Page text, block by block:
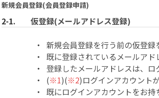
新規会員登録(会員登録申請)
仮登録(メールアドレス登録)
新規会員登録を行う前の仮登録
既に登録されているメールア
登録したメールアドレスは、
(※1)(※2)ログインアカウント
既にログインアカウントをお持